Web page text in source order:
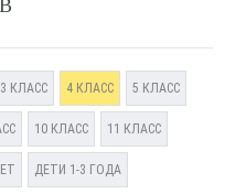
3 КЛАСС 4 КЛАСС 5 КЛАСС
10 КЛАСС 11 КЛАСС
ДЕТИ 1-3 ГОДА